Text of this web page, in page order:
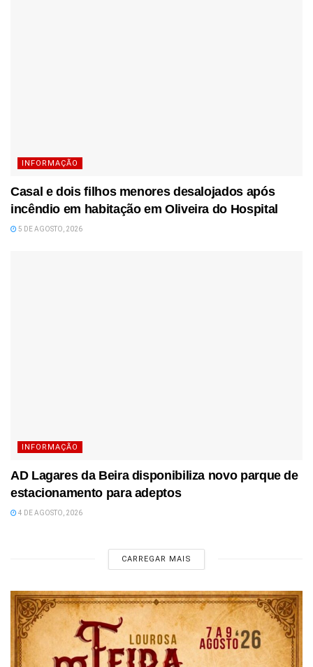
INFORMAÇÃO
Casal e dois filhos menores desalojados após
incêndio em habitação em Oliveira do Hospital
5 DE AGOSTO, 2026
INFORMAÇÃO
AD Lagares da Beira disponibiliza novo parque de
estacionamento para adeptos
4 DE AGOSTO, 2026
CARREGAR MAIS